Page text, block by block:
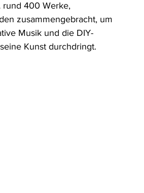
rund 400 Werke,
zusammengebracht, um
Musik und die DIY-
Kunst durchdringt.